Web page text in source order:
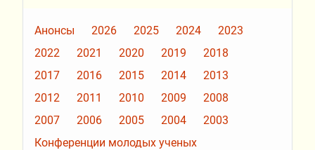
Анонсы 2026 2025 2024
2023
2022
2021 2020 2019
2018
2017
2016 2015 2014
2013
2012
2011 2010 2009
2008
2007
2006 2005 2004
2003
Конференции молодых ученых